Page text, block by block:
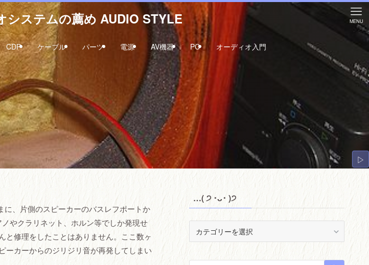
システムの薦め AUDIO STYLE
CDP ケーブル パーツ 電源 AV機器 PC オーディオ入門
MENU
に、片側のスピーカーのバスレフポートか
やクラリネット、ホルン等でしか発現せ
と修理をしたことはありません。ここ数ヶ
ーカーからのジリジリ音が再発してしまい
…( ੭ ･ᴗ･ )੭
･
▷